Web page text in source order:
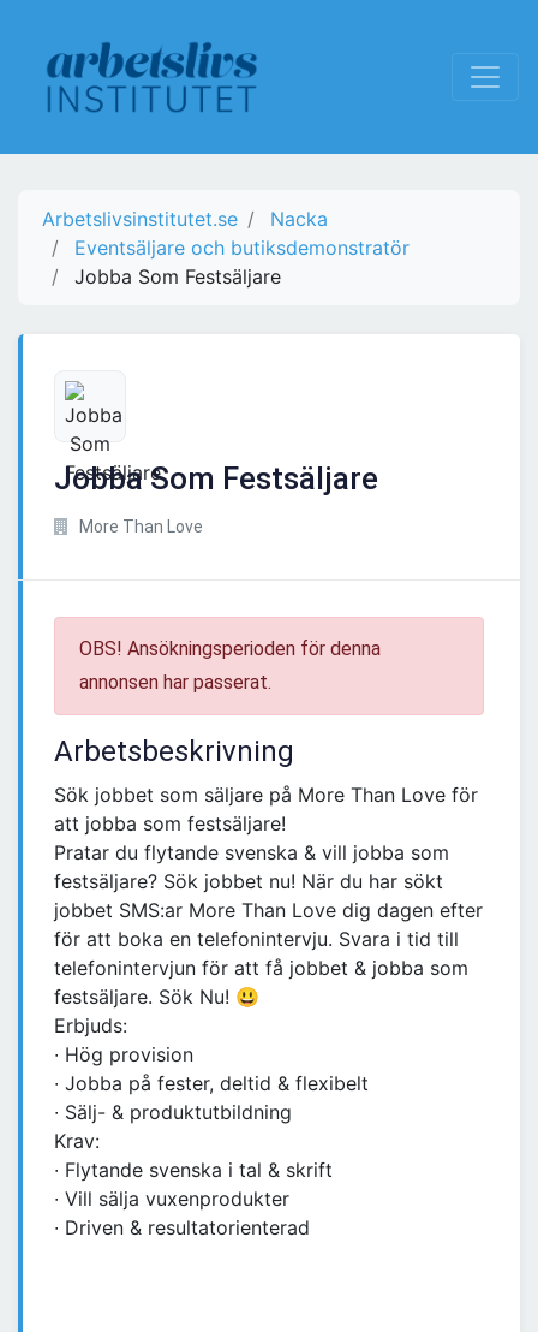
Arbetslivsinstitutet.se
Nacka
Eventsäljare och butiksdemonstratör
Jobba Som Festsäljare
Jobba Som Festsäljare
More Than Love
OBS! Ansökningsperioden för denna
annonsen har passerat.
Arbetsbeskrivning
Sök jobbet som säljare på More Than Love för
att jobba som festsäljare!
Pratar du flytande svenska & vill jobba som
festsäljare? Sök jobbet nu! När du har sökt
jobbet SMS:ar More Than Love dig dagen efter
för att boka en telefonintervju. Svara i tid till
telefonintervjun för att få jobbet & jobba som
festsäljare. Sök Nu! 😃
Erbjuds:
∙ Hög provision
∙ Jobba på fester, deltid & flexibelt
∙ Sälj- & produktutbildning
Krav:
∙ Flytande svenska i tal & skrift
∙ Vill sälja vuxenprodukter
∙ Driven & resultatorienterad